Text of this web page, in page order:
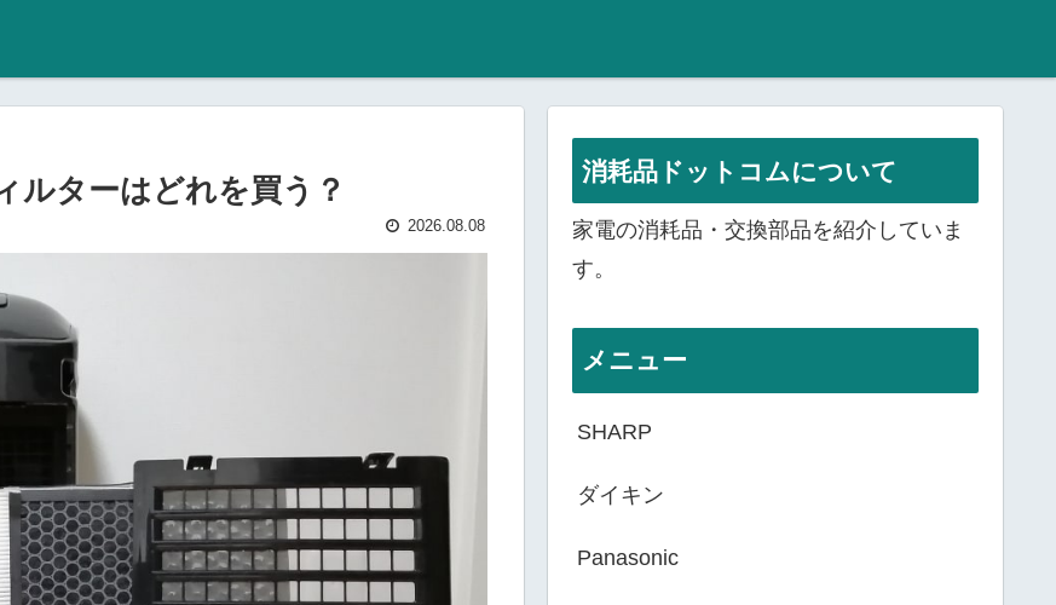
ルターはどれを買う？
2026.08.08
消耗品ドットコムについて
家電の消耗品・交換部品を紹介していま
す。
メニュー
SHARP
ダイキン
Panasonic